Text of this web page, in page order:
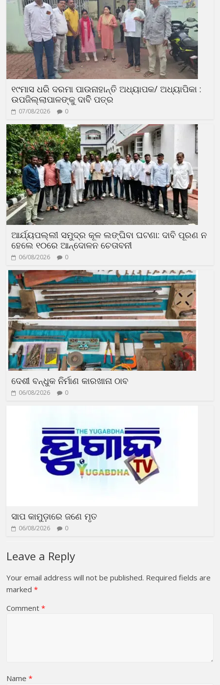
୧୯ମାସ ଧରି ଦରମା ପାଉନାହାନ୍ତି ଅଧ୍ୟାପକ/ ଅଧ୍ୟାପିକା :
ଉପଜିଲ୍ଲାପାଳଙ୍କୁ ଦାବିି ପତ୍ର
07/08/2026 0
ଆର୍ଯ୍ୟପଲ୍ଲୀ ସମୁଦ୍ର କୂଳ ଲଙ୍ଘିବା ଘଟଣା: ଦାବି ପୂରଣ ନ
ହେଲେ ୧୦ରେ ଆନ୍ଦୋଳନ ଚେତାବନୀ
06/08/2026 0
ଦେଶୀ ବନ୍ଧୁକ ନିର୍ମାଣ କାରଖାନା ଠାବ
06/08/2026 0
ସାପ କାମୁଡ଼ାରେ ଜଣେ ମୃତ
06/08/2026 0
Leave a Reply
Your email address will not be published. Required fields are
marked*
Comment*
Name*